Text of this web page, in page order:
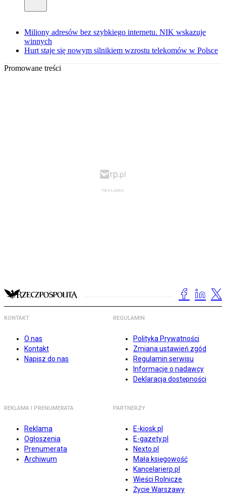
Miliony adresów bez szybkiego internetu. NIK wskazuje
winnych
Hurt staje się nowym silnikiem wzrostu telekomów w Polsce
Promowane treści
KONTAKT
O nas
Kontakt
Napisz do nas
REGULAMIN
Polityka Prywatności
Zmiana ustawień zgód
Regulamin serwisu
Informacje o nadawcy
Deklaracja dostępności
REKLAMA I PRENUMERATA
Reklama
Ogłoszenia
Prenumerata
Archiwum
PARTNERZY
E-kiosk.pl
E-gazety.pl
Nexto.pl
Mała księgowość
Kancelarierp.pl
Wieści Rolnicze
Życie Warszawy